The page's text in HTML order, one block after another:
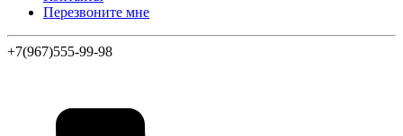
Перезвоните мне
+7(967)555-99-98